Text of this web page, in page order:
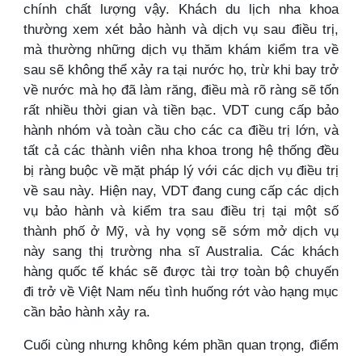
chính chất lượng vậy. Khách du lịch nha khoa
thường xem xét bảo hành và dịch vụ sau điều trị,
mà thường những dịch vụ thăm khám kiểm tra về
sau sẽ không thể xảy ra tại nước họ, trừ khi bay trở
về nước mà họ đã làm răng, điều mà rõ ràng sẽ tốn
rất nhiều thời gian và tiền bạc. VDT cung cấp bảo
hành nhóm và toàn cầu cho các ca điều trị lớn, và
tất cả các thành viên nha khoa trong hệ thống đều
bị ràng buộc về mặt pháp lý với các dịch vụ điều trị
về sau này. Hiện nay, VDT đang cung cấp các dịch
vụ bảo hành và kiểm tra sau điều trị tại một số
thành phố ở Mỹ, và hy vọng sẽ sớm mở dịch vụ
này sang thị trường nha sĩ Australia. Các khách
hàng quốc tế khác sẽ được tài trợ toàn bộ chuyến
đi trở về Việt Nam nếu tình huống rớt vào hạng mục
cần bảo hành xảy ra.
Cuối cùng nhưng không kém phần quan trọng, điểm